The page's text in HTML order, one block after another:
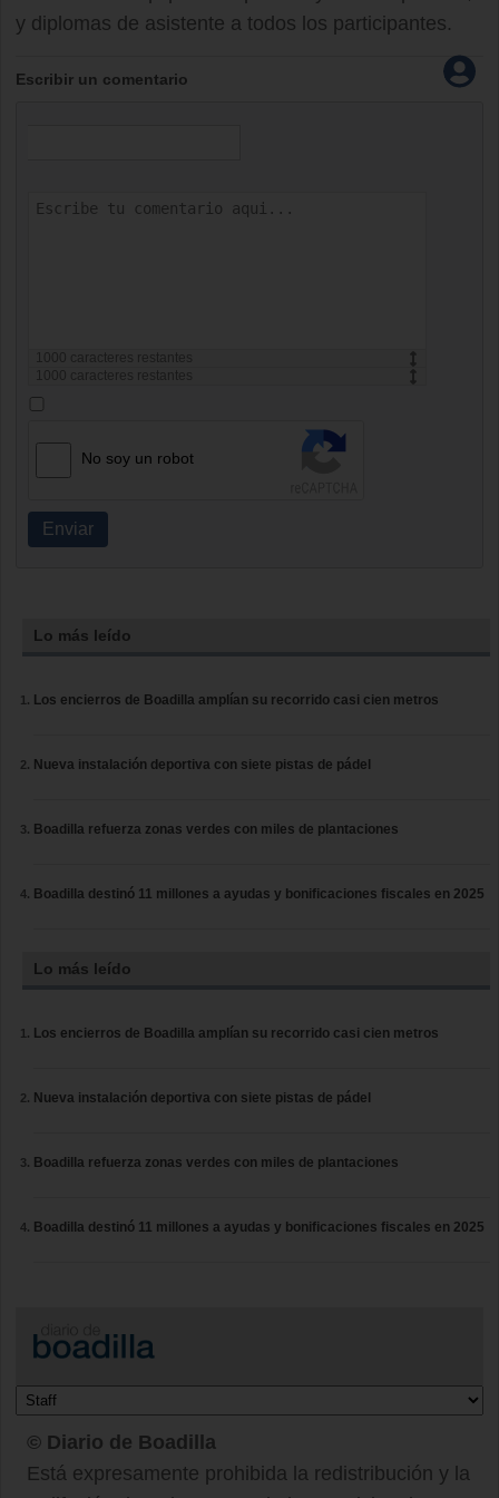
y diplomas de asistente a todos los participantes.
Escribir un comentario
1000
caracteres restantes
1000
caracteres restantes
No soy un robot
Enviar
Lo más leído
Los encierros de Boadilla amplían su recorrido casi cien metros
Nueva instalación deportiva con siete pistas de pádel
Boadilla refuerza zonas verdes con miles de plantaciones
Boadilla destinó 11 millones a ayudas y bonificaciones fiscales en 2025
Lo más leído
Los encierros de Boadilla amplían su recorrido casi cien metros
Nueva instalación deportiva con siete pistas de pádel
Boadilla refuerza zonas verdes con miles de plantaciones
Boadilla destinó 11 millones a ayudas y bonificaciones fiscales en 2025
© Diario de Boadilla
Está expresamente prohibida la redistribución y la